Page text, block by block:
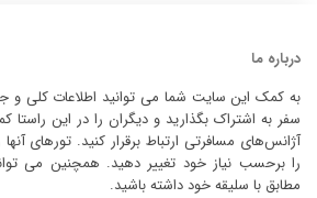
درباره ما
به کمک این سایت شما می توانید اطلاعات کلی و
سفر به اشتراک بگذارید و دیگران را در این راستا
آژانس‌های مسافرتی ارتباط برقرار کنید. تورهای
را برحسب نیاز خود تغییر دهید. همچنین می
مطابق با سلیقه خود داشته باشید.